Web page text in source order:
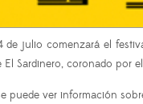
de julio comenzará el
Sardinero, coronado por
puede ver información